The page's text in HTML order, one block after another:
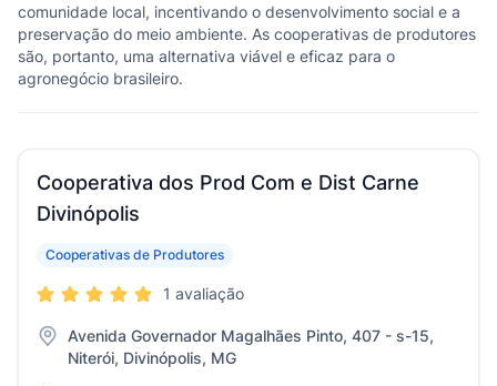
comunidade local, incentivando o desenvolvimento social e a
preservação do meio ambiente. As cooperativas de produtores
são, portanto, uma alternativa viável e eficaz para o
agronegócio brasileiro.
Cooperativa dos Prod Com e Dist Carne
Divinópolis
Cooperativas de Produtores
1 avaliação
Avenida Governador Magalhães Pinto, 407 - s-15,
Niterói, Divinópolis, MG